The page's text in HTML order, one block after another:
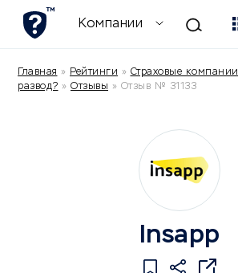
Компании
Главная » Рейтинги » Страховые компании
развод? » Отзывы » Отзыв № 31133
Insapp